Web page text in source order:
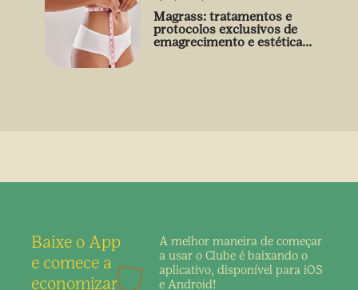
Magrass: tratamentos e
protocolos exclusivos de
emagrecimento e estética
Baixe o App
e comece a
economizar
A melhor maneira de começar
a usar o Clube é baixando o
aplicativo, disponível para iOS
e Android!